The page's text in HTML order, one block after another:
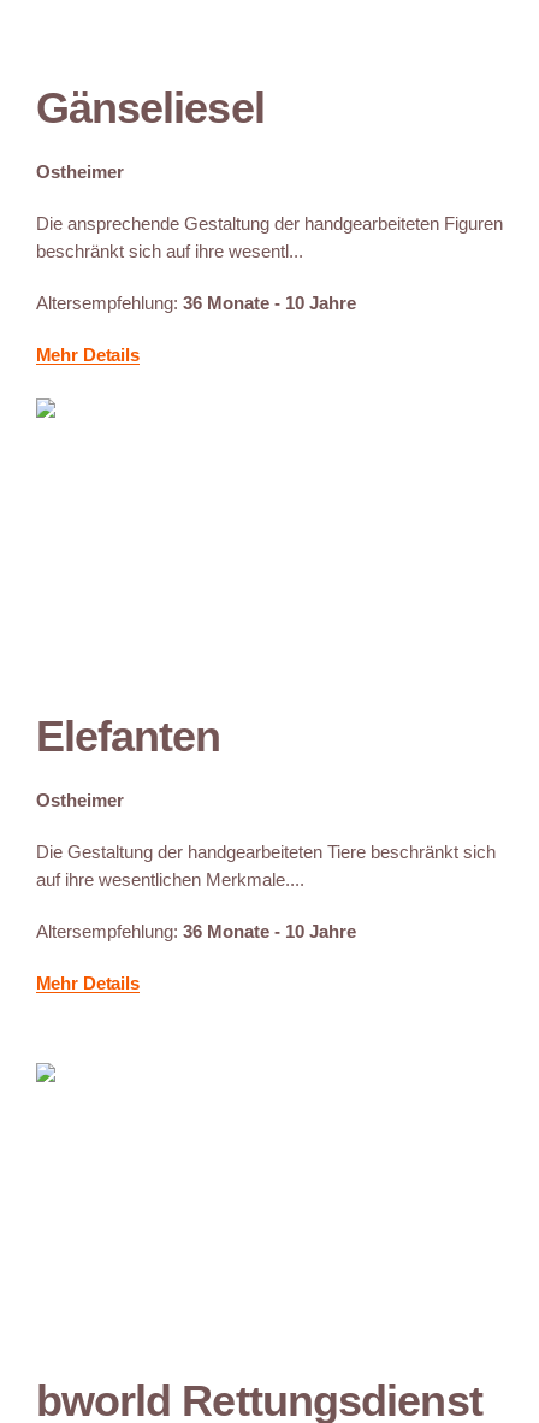
Gänseliesel
Ostheimer
Die ansprechende Gestaltung der handgearbeiteten Figuren
beschränkt sich auf ihre wesentl...
Altersempfehlung: 36 Monate - 10 Jahre
Mehr Details
Elefanten
Ostheimer
Die Gestaltung der handgearbeiteten Tiere beschränkt sich
auf ihre wesentlichen Merkmale....
Altersempfehlung: 36 Monate - 10 Jahre
Mehr Details
bworld Rettungsdienst